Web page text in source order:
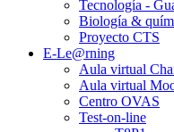
Tecnología -
Biología &
Proyecto CTS
E-Le@rning
Aula virtual
Aula virtual
Centro OVAS
Test-on-line